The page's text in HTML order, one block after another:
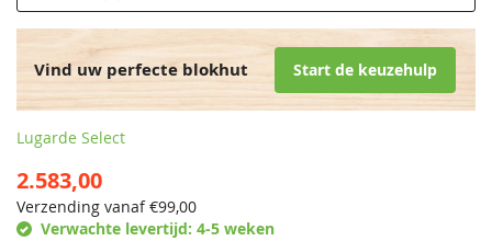
Vind uw perfecte blokhut Start de keuzehulp
Lugarde Select
2.583,00
Verzending vanaf €99,00
Verwachte levertijd: 4-5 weken